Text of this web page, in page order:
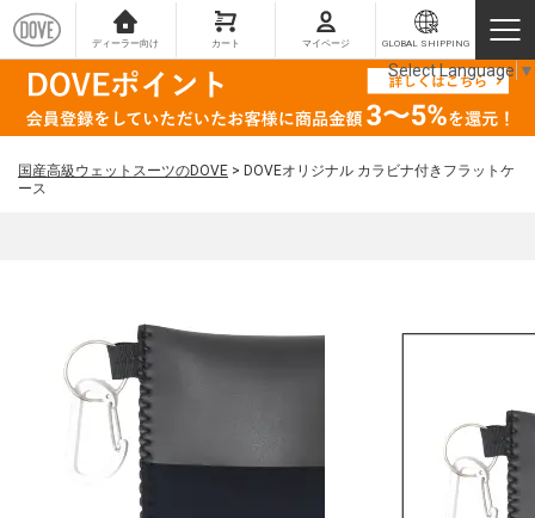
ディーラー向け カート マイページ GLOBAL SHIPPING
国産高級ウェットスーツのDOVE > DOVEオリジナル カラビナ付きフラットケ
ース
Select Language ▼